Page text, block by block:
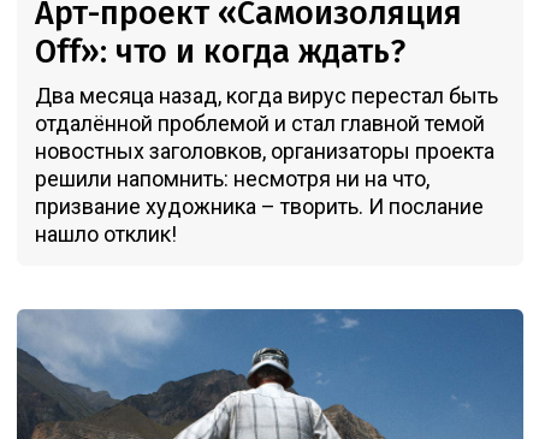
Арт-проект «Самоизоляция
Off»: что и когда ждать?
Два месяца назад, когда вирус перестал быть
отдалённой проблемой и стал главной темой
новостных заголовков, организаторы проекта
решили напомнить: несмотря ни на что,
призвание художника – творить. И послание
нашло отклик!